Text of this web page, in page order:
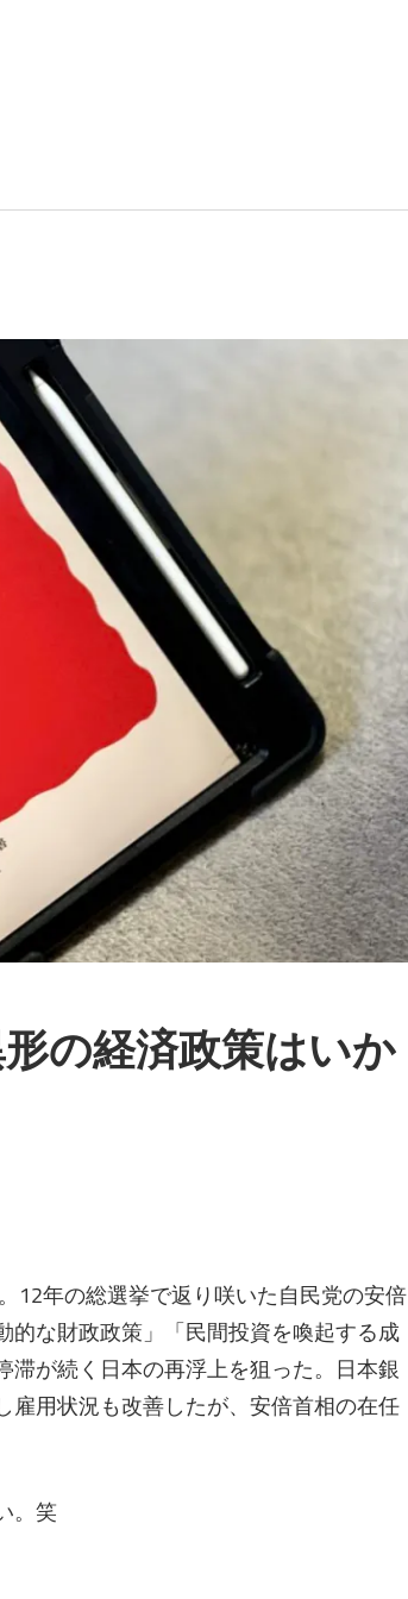
の経済政策はいか
12年の総選挙で返り咲いた自民党の安倍
な財政政策」「民間投資を喚起する成
が続く日本の再浮上を狙った。日本銀
用状況も改善したが、安倍首相の在任
。笑